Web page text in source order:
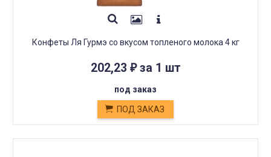
Конфеты Ля Гурмэ со вкусом топленого молока 4 кг
202,23 ₽за 1 шт
под заказ
ПОД ЗАКАЗ